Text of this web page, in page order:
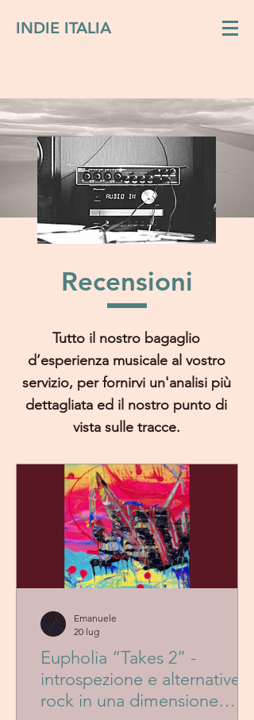
INDIE ITALIA
Recensioni
Tutto il nostro bagaglio
d’esperienza musicale al vostro
servizio, per fornirvi un'analisi più
dettagliata ed il nostro punto di
vista sulle tracce.
Eupholia “Takes 2” -
introspezione e alternative
rock in una dimensione
Emanuele
20 lug